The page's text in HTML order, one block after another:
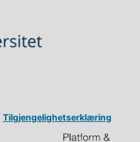
Tilgjengelighetserklæring